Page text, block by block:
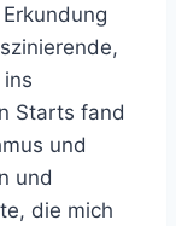
Starts fand
und
und
die mich